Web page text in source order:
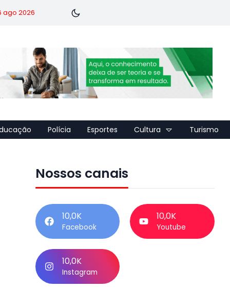
ago 2026
Polícia Esportes Cultura Turismo
Nossos canais
10,0K
Facebook
10,0K
Youtube
10,0K
Instagram